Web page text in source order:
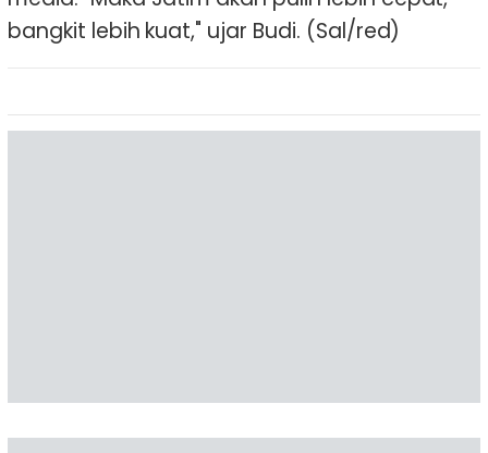
bangkit lebih kuat," ujar Budi. (Sal/red)